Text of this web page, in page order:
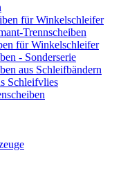
für Winkelschleifer
Trennscheiben
für Winkelschleifer
- Sonderserie
aus Schleifbändern
Schleifvlies